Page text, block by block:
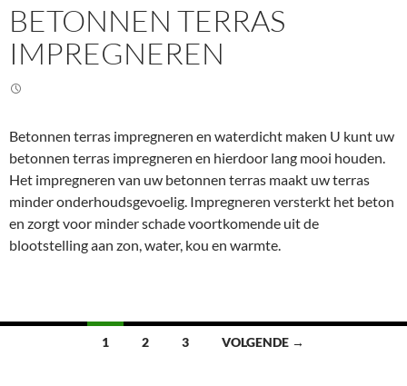
BETONNEN TERRAS
IMPREGNEREN
Betonnen terras impregneren en waterdicht maken U kunt uw
betonnen terras impregneren en hierdoor lang mooi houden.
Het impregneren van uw betonnen terras maakt uw terras
minder onderhoudsgevoelig. Impregneren versterkt het beton
en zorgt voor minder schade voortkomende uit de
blootstelling aan zon, water, kou en warmte.
Berichten1 2 3 VOLGENDE →